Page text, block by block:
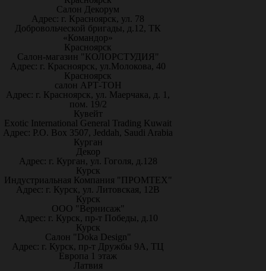
Салон Декорум
Адрес: г. Красноярск, ул. 78
Добровольческой бригады, д.12, ТК
«Командор»
Красноярск
Салон-магазин "КОЛОРСТУДИЯ"
Адрес: г. Красноярск, ул.Молокова, 40
Красноярск
салон АРТ-ТОН
Адрес: г. Красноярск, ул. Маерчака, д. 1,
пом. 19/2
Кувейт
Exotic International General Trading Kuwait
Адрес: P.O. Box 3507, Jeddah, Saudi Arabia
Курган
Декор
Адрес: г. Курган, ул. Гоголя, д.128
Курск
Индустриальная Компания "ПРОМТЕХ"
Адрес: г. Курск, ул. Литовская, 12В
Курск
ООО "Вернисаж"
Адрес: г. Курск, пр-т Победы, д.10
Курск
Салон "Doka Design"
Адрес: г. Курск, пр-т Дружбы 9А, ТЦ
Европа 1 этаж
Латвия